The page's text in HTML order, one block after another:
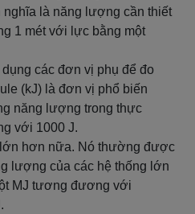
là năng lượng cần thiết
1 mét với lực bằng một
các đơn vị phụ để đo
(kJ) là đơn vị phổ biến
năng lượng trong thực
với 1000 J.
hơn nữa. Nó thường được
lượng của các hệ thống lớn
MJ tương đương với